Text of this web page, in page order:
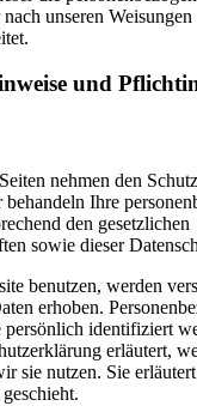
unseren
und
nehmen den
Ihre
den gesetzlichen
sowie dieser
benutzen, werden
erhoben.
persönlich identifiziert
erläutert,
sie nutzen. Sie